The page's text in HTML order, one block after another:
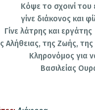
Κόψε το σχοινί
γίνε διάκονος και
Γίνε λάτρης και εργάτης
Αλήθειας, της Ζωής,
Κληρονόμος για
Βασιλείας